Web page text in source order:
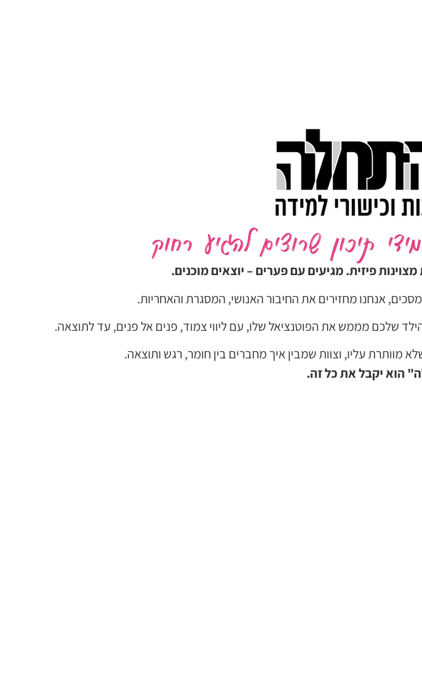
תיכון שרוצים להגיע רחוק
פיזית. מגיעים עם פערים – יוצאים מוכנים.
אנחנו מחזירים את החיבור האנושי, המסגרת והאחריות.
שלכם מממש את הפוטנציאל שלו, עם ליווי צמוד, פנים אל פנים, עד לתוצאה.
עליו, וצוות שמבין איך מחברים בין חומר, רגש ותוצאה.
הוא יקבל את כל זה.